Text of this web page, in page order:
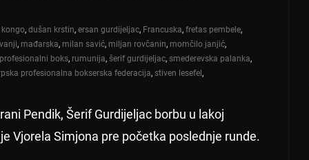
kongo, dušan krstin, ersan gurdijeljac, Francuska, fretas pembele,
, mađarska, milan savić, miljan rovčanin, momčilo janjić,
profesionalni boks, rumunija, šerif gurdijeljac, smederevska palanka,
profesionalna bokserska federacija, stiven lesefel ,
Pendik, Šerif Gurdijeljac borbu u lakoj
Vjorela Simjona pre početka poslednje runde.